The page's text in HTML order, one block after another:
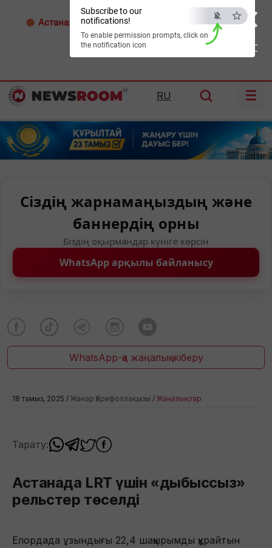
×
ESC
Subscribe to our
notifications!
To enable permission prompts, click on
the notification icon
Астана: 32°C Алматы: Шымкент:39°C
RU ☰
Сіздің жарнамаңыздың және
баннердің орны
Біздің оқырмандар күніге көрсін
WhatsApp арқылы байланысу
WhatsApp-қа жаңалық жіберу
18 тамыз, 2025 / Жанар Ғарифоллақызы / Жаңалықтар
Тарату:
Астанада LRT үшін «дыбыссыз»
рельстер төселді
Елордада ұзындығы 22,4 шақырымды құрайтын